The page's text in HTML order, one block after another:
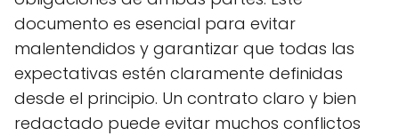
documento es esencial para evitar
malentendidos y garantizar que todas las
expectativas estén claramente definidas
desde el principio. Un contrato claro y bien
redactado puede evitar muchos conflictos